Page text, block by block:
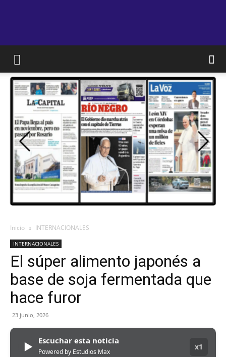
JAM
WEB
Inicio INTERNACIONALES
INTERNACIONALES
El súper alimento japonés a
base de soja fermentada que
hace furor
23 junio, 2026
▶ Escuchar esta noticia
Powered by Estudios Max
x1